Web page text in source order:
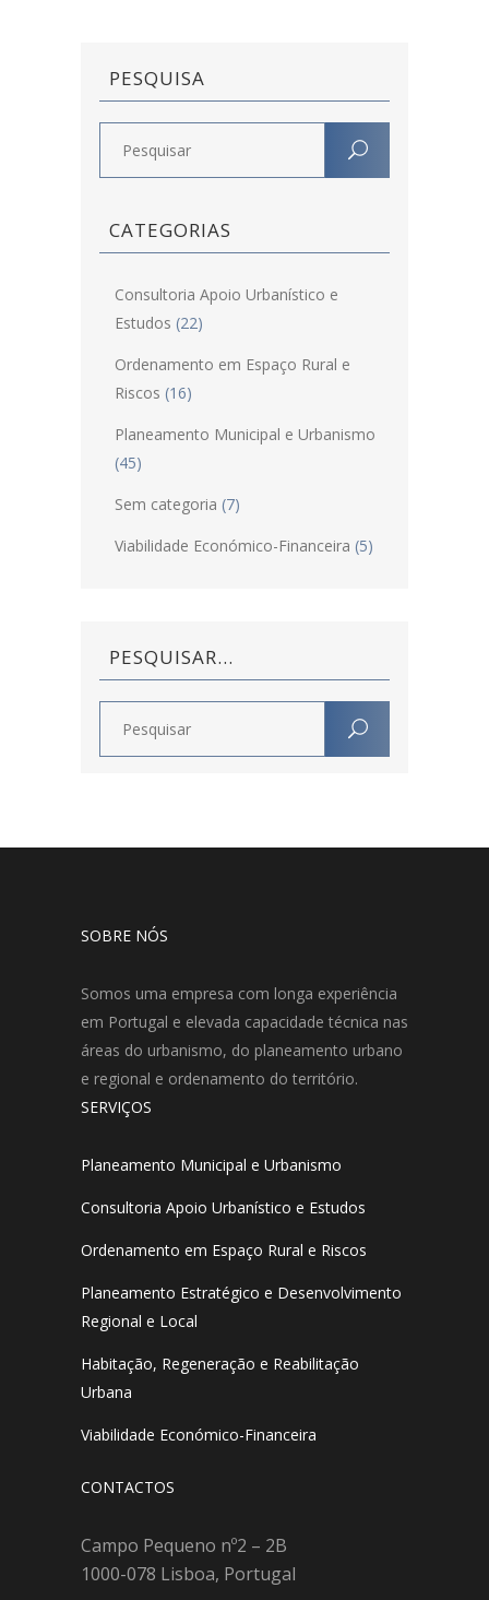
PESQUISA
CATEGORIAS
Consultoria Apoio Urbanístico e
Estudos (22)
Ordenamento em Espaço Rural e
Riscos (16)
Planeamento Municipal e Urbanismo
(45)
Sem categoria (7)
Viabilidade Económico-Financeira (5)
PESQUISAR…
SOBRE NÓS
Somos uma empresa com longa experiência
em Portugal e elevada capacidade técnica nas
áreas do urbanismo, do planeamento urbano
e regional e ordenamento do território.
SERVIÇOS
Planeamento Municipal e Urbanismo
Consultoria Apoio Urbanístico e Estudos
Ordenamento em Espaço Rural e Riscos
Planeamento Estratégico e Desenvolvimento
Regional e Local
Habitação, Regeneração e Reabilitação
Urbana
Viabilidade Económico-Financeira
CONTACTOS
Campo Pequeno nº2 – 2B
1000-078 Lisboa, Portugal